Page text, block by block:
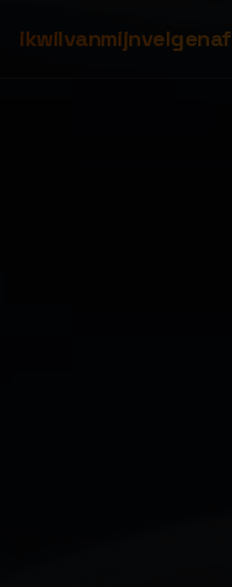
ikwilvanmijnvelgenaf